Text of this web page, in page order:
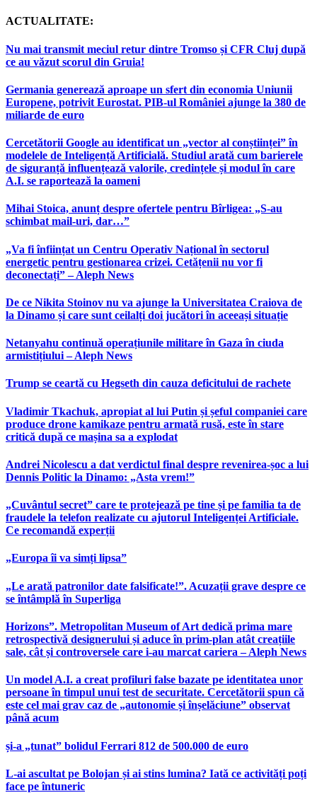
ACTUALITATE:
Nu mai transmit meciul retur dintre Tromso și CFR Cluj după
ce au văzut scorul din Gruia!
Germania generează aproape un sfert din economia Uniunii
Europene, potrivit Eurostat. PIB-ul României ajunge la 380 de
miliarde de euro
Cercetătorii Google au identificat un „vector al conștiinței” în
modelele de Inteligență Artificială. Studiul arată cum barierele
de siguranță influențează valorile, credințele și modul în care
A.I. se raportează la oameni
Mihai Stoica, anunț despre ofertele pentru Bîrligea: „S-au
schimbat mail-uri, dar…”
„Va fi înființat un Centru Operativ Național în sectorul
energetic pentru gestionarea crizei. Cetățenii nu vor fi
deconectați” – Aleph News
De ce Nikita Stoinov nu va ajunge la Universitatea Craiova de
la Dinamo și care sunt ceilalți doi jucători în aceeași situație
Netanyahu continuă operațiunile militare în Gaza în ciuda
armistițiului – Aleph News
Trump se ceartă cu Hegseth din cauza deficitului de rachete
Vladimir Tkachuk, apropiat al lui Putin și șeful companiei care
produce drone kamikaze pentru armată rusă, este în stare
critică după ce mașina sa a explodat
Andrei Nicolescu a dat verdictul final despre revenirea-șoc a lui
Dennis Politic la Dinamo: „Asta vrem!”
„Cuvântul secret” care te protejează pe tine și pe familia ta de
fraudele la telefon realizate cu ajutorul Inteligenței Artificiale.
Ce recomandă experții
„Europa îi va simți lipsa”
„Le arată patronilor date falsificate!”. Acuzații grave despre ce
se întâmplă în Superliga
Horizons”. Metropolitan Museum of Art dedică prima mare
retrospectivă designerului și aduce în prim-plan atât creațiile
sale, cât și controversele care i-au marcat cariera – Aleph News
Un model A.I. a creat profiluri false bazate pe identitatea unor
persoane în timpul unui test de securitate. Cercetătorii spun că
este cel mai grav caz de „autonomie și înșelăciune” observat
până acum
și-a „tunat” bolidul Ferrari 812 de 500.000 de euro
L-ai ascultat pe Bolojan și ai stins lumina? Iată ce activități poți
face pe întuneric